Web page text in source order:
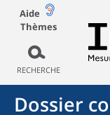
Aide
Thèmes
RECHERCHE
Dossier